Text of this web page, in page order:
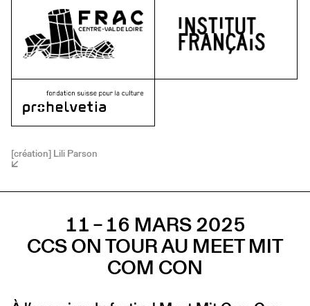
[création] Lili Parson
11 – 16 MARS 2025
CCS ON TOUR AU MEET MIT
COM CON